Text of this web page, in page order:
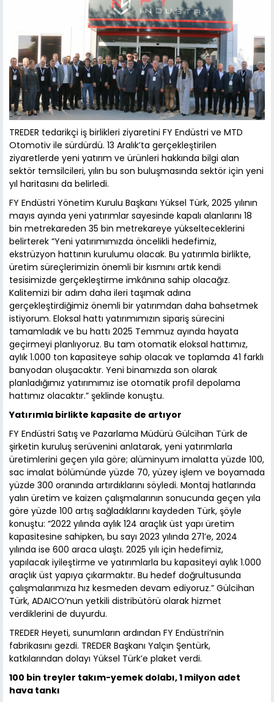
TREDER tedarikçi iş birlikleri ziyaretini FY Endüstri ve MTD
Otomotiv ile sürdürdü. 13 Aralık’ta gerçekleştirilen
ziyaretlerde yeni yatırım ve ürünleri hakkında bilgi alan
sektör temsilcileri, yılın bu son buluşmasında sektör için yeni
yıl haritasını da belirledi.
FY Endüstri Yönetim Kurulu Başkanı Yüksel Türk, 2025 yılının
mayıs ayında yeni yatırımlar sayesinde kapalı alanlarını 18
bin metrekareden 35 bin metrekareye yükselteceklerini
belirterek “Yeni yatırımımızda öncelikli hedefimiz,
ekstrüzyon hattının kurulumu olacak. Bu yatırımla birlikte,
üretim süreçlerimizin önemli bir kısmını artık kendi
tesisimizde gerçekleştirme imkânına sahip olacağız.
Kalitemizi bir adım daha ileri taşımak adına
gerçekleştirdiğimiz önemli bir yatırımdan daha bahsetmek
istiyorum. Eloksal hattı yatırımımızın sipariş sürecini
tamamladık ve bu hattı 2025 Temmuz ayında hayata
geçirmeyi planlıyoruz. Bu tam otomatik eloksal hattımız,
aylık 1.000 ton kapasiteye sahip olacak ve toplamda 41 farklı
banyodan oluşacaktır. Yeni binamızda son olarak
planladığımız yatırımımız ise otomatik profil depolama
hattımız olacaktır.” şeklinde konuştu.
Yatırımla birlikte kapasite de artıyor
FY Endüstri Satış ve Pazarlama Müdürü Gülcihan Türk de
şirketin kuruluş serüvenini anlatarak, yeni yatırımlarla
üretimlerini geçen yıla göre; alüminyum imalatta yüzde 100,
sac imalat bölümünde yüzde 70, yüzey işlem ve boyamada
yüzde 300 oranında artırdıklarını söyledi. Montaj hatlarında
yalın üretim ve kaizen çalışmalarının sonucunda geçen yıla
göre yüzde 100 artış sağladıklarını kaydeden Türk, şöyle
konuştu: “2022 yılında aylık 124 araçlık üst yapı üretim
kapasitesine sahipken, bu sayı 2023 yılında 271’e, 2024
yılında ise 600 araca ulaştı. 2025 yılı için hedefimiz,
yapılacak iyileştirme ve yatırımlarla bu kapasiteyi aylık 1.000
araçlık üst yapıya çıkarmaktır. Bu hedef doğrultusunda
çalışmalarımıza hız kesmeden devam ediyoruz.” Gülcihan
Türk, ADAICO’nun yetkili distribütörü olarak hizmet
verdiklerini de duyurdu.
TREDER Heyeti, sunumların ardından FY Endüstri’nin
fabrikasını gezdi. TREDER Başkanı Yalçın Şentürk,
katkılarından dolayı Yüksel Türk’e plaket verdi.
100 bin treyler takım-yemek dolabı, 1 milyon adet
hava tankı